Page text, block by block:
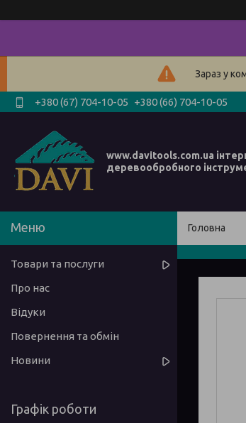
Зараз у
+380 (67) 704-10-05 +380 (66) 704-10-05
www.davitools.com.ua
деревообробного
Головна
Товари та послуги
Про нас
Відуки
Повернення та обмін
Новини
Графік роботи